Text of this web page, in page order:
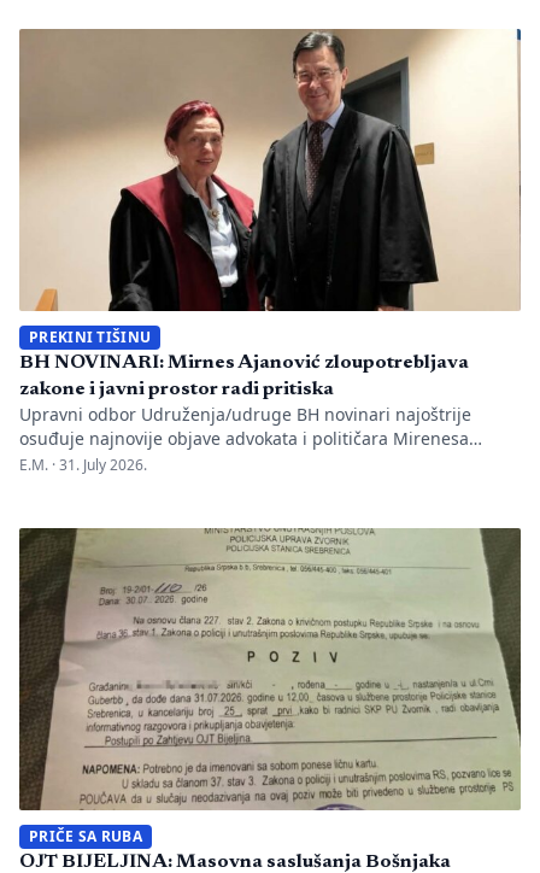
se tih dana nije samo […]
PREKINI TIŠINU
BH NOVINARI: Mirnes Ajanović zloupotrebljava
zakone i javni prostor radi pritiska
Upravni odbor Udruženja/udruge BH novinari najoštrije
osuđuje najnovije objave advokata i političara Mirenesa
Ajanovića i kontinuiranu kampanju javnog targetiranja,
Novinara Marka Divkovića i generalnu tajnicu Borku Rudić.
Nakon ranije podnesenih krivičnih prijava i tužbi za klevetu
protiv Anise Mahmutović i odgovornih osoba […]
E.M. ·31. July 2026.
PRIČE SA RUBA
OJT BIJELJINA: Masovna saslušanja Bošnjaka